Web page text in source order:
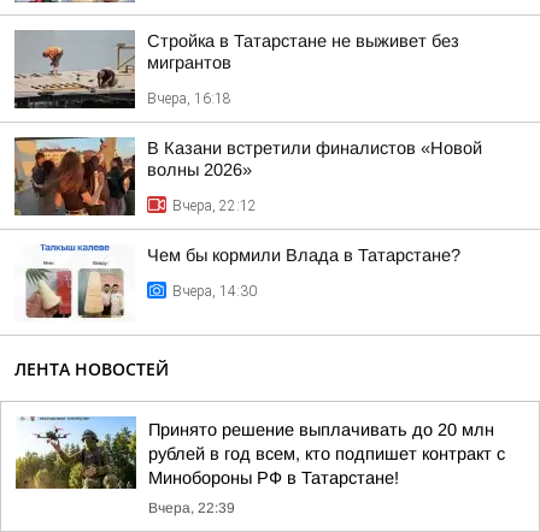
Стройка в Татарстане не выживет без
мигрантов
Вчера, 16:18
В Казани встретили финалистов «Новой
волны 2026»
Вчера, 22:12
Чем бы кормили Влада в Татарстане?
Вчера, 14:30
ЛЕНТА НОВОСТЕЙ
Принято решение выплачивать до 20 млн
рублей в год всем, кто подпишет контракт с
Минобороны РФ в Татарстане!
Вчера, 22:39